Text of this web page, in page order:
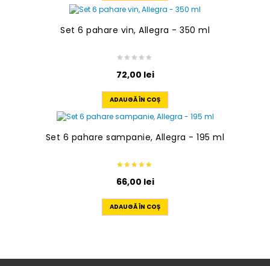
Set 6 pahare vin, Allegra - 350 ml
72,00 lei
ADAUGĂ ÎN COȘ
Set 6 pahare sampanie, Allegra - 195 ml
66,00 lei
ADAUGĂ ÎN COȘ